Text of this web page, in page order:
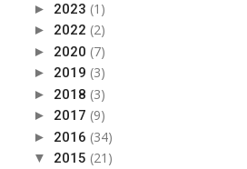
► 2023 (1)
► 2022 (2)
► 2020 (7)
► 2019 (3)
► 2018 (3)
► 2017 (9)
► 2016 (34)
▼ 2015 (21)